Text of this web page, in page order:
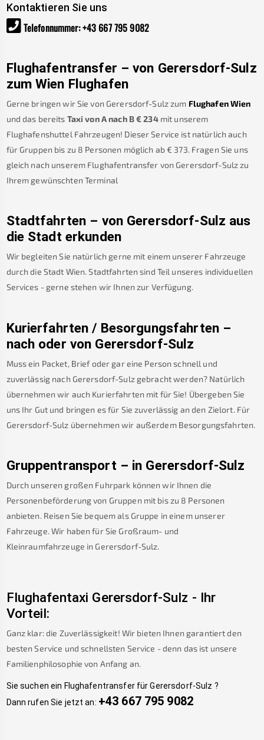
Kontaktieren Sie uns
Telefonnummer:+43 667 795 9082
Flughafentransfer – von Gerersdorf-Sulz
zum Wien Flughafen
Gerne bringen wir Sie von Gerersdorf-Sulzzum Flughafen Wien
und das bereits Taxi von A nach B€234 mit unserem
Flughafenshuttel Fahrzeugen! Dieser Service ist natürlich auch
für Gruppen bis zu 8 Personen möglich ab € 373. Fragen Sie uns
gleich nach unserem Flughafentransfer von Gerersdorf-Sulzzu
Ihrem gewünschten Terminal
Stadtfahrten – von Gerersdorf-Sulz aus
die Stadt erkunden
Wir begleiten Sie natürlich gerne mit einem unserer Fahrzeuge
durch die Stadt Wien. Stadtfahrten sind Teil unseres individuellen
Services - gerne stehen wir Ihnen zur Verfügung.
Kurierfahrten / Besorgungsfahrten –
nach oder von Gerersdorf-Sulz
Muss ein Packet, Brief oder gar eine Person schnell und
zuverlässig nach Gerersdorf-Sulz gebracht werden? Natürlich
übernehmen wir auch Kurierfahrten mit für Sie! Übergeben Sie
uns Ihr Gut und bringen es für Sie zuverlässig an den Zielort. Für
Gerersdorf-Sulz übernehmen wir außerdem Besorgungsfahrten.
Gruppentransport – in Gerersdorf-Sulz
Durch unseren großen Fuhrpark können wir Ihnen die
Personenbeförderung von Gruppen mit bis zu 8 Personen
anbieten. Reisen Sie bequem als Gruppe in einem unserer
Fahrzeuge. Wir haben für Sie Großraum- und
Kleinraumfahrzeuge in Gerersdorf-Sulz.
Flughafentaxi Gerersdorf-Sulz - Ihr
Vorteil:
Ganz klar: die Zuverlässigkeit! Wir bieten Ihnen garantiert den
besten Service und schnellsten Service - denn das ist unsere
Familienphilosophie von Anfang an.
Sie suchen ein Flughafentransfer für Gerersdorf-Sulz ?
Dann rufen Sie jetzt an: +43 667 795 9082